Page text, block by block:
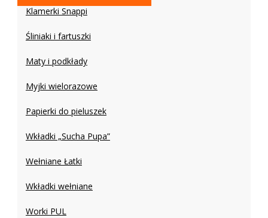
Klamerki Snappi
Śliniaki i fartuszki
Maty i podkłady
Myjki wielorazowe
Papierki do pieluszek
Wkładki „Sucha Pupa”
Wełniane Łatki
Wkładki wełniane
Worki PUL